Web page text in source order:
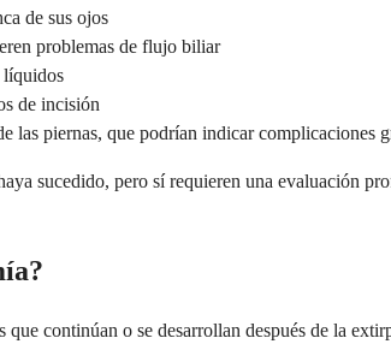
de sus ojos
problemas de flujo biliar
líquidos
de incisión
las piernas, que podrían indicar complicaciones
sucedido, pero sí requieren una evaluación
continúan o se desarrollan después de la